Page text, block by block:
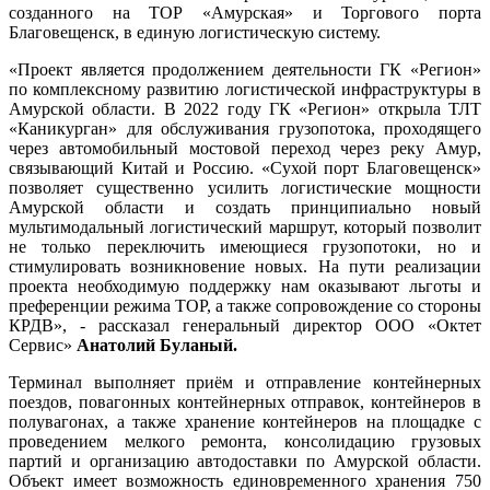
созданного на ТОР «Амурская» и Торгового порта
Благовещенск, в единую логистическую систему.
«Проект является продолжением деятельности ГК «Регион»
по комплексному развитию логистической инфраструктуры в
Амурской области. В 2022 году ГК «Регион» открыла ТЛТ
«Каникурган» для обслуживания грузопотока, проходящего
через автомобильный мостовой переход через реку Амур,
связывающий Китай и Россию. «Сухой порт Благовещенск»
позволяет существенно усилить логистические мощности
Амурской области и создать принципиально новый
мультимодальный логистический маршрут, который позволит
не только переключить имеющиеся грузопотоки, но и
стимулировать возникновение новых. На пути реализации
проекта необходимую поддержку нам оказывают льготы и
преференции режима ТОР, а также сопровождение со стороны
КРДВ», - рассказал генеральный директор ООО «Октет
Сервис» Анатолий Буланый.
Терминал выполняет приём и отправление контейнерных
поездов, повагонных контейнерных отправок, контейнеров в
полувагонах, а также хранение контейнеров на площадке с
проведением мелкого ремонта, консолидацию грузовых
партий и организацию автодоставки по Амурской области.
Объект имеет возможность единовременного хранения 750